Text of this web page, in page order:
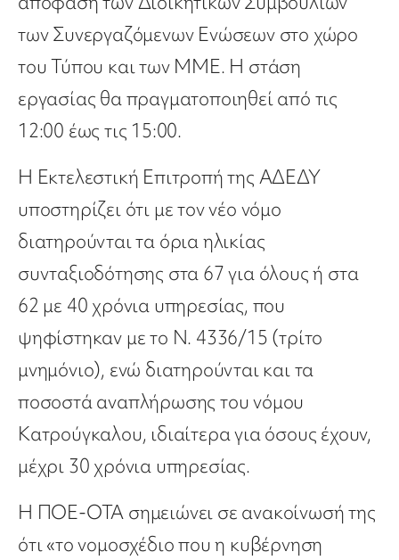
των Συνεργαζόμενων Ενώσεων στο χώρο
του Τύπου και των ΜΜΕ. Η στάση
εργασίας θα πραγματοποιηθεί από τις
12:00 έως τις 15:00.
Η Εκτελεστική Επιτροπή της ΑΔΕΔΥ
υποστηρίζει ότι με τον νέο νόμο
διατηρούνται τα όρια ηλικίας
συνταξιοδότησης στα 67 για όλους ή στα
62 με 40 χρόνια υπηρεσίας, που
ψηφίστηκαν με το Ν. 4336/15 (τρίτο
μνημόνιο), ενώ διατηρούνται και τα
ποσοστά αναπλήρωσης του νόμου
Κατρούγκαλου, ιδιαίτερα για όσους έχουν,
μέχρι 30 χρόνια υπηρεσίας.
Η ΠΟΕ-ΟΤΑ σημειώνει σε ανακοίνωσή της
ότι «το νομοσχέδιο που η κυβέρνηση